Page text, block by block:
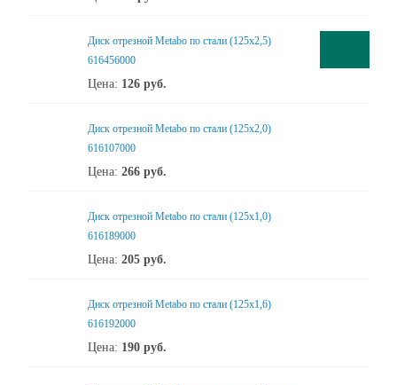
Диск отрезной Metabo по стали (125x2,5)
616456000
Цена: 126 руб.
Диск отрезной Metabo по стали (125x2,0)
616107000
Цена: 266 руб.
Диск отрезной Metabo по стали (125x1,0)
616189000
Цена: 205 руб.
Диск отрезной Metabo по стали (125x1,6)
616192000
Цена: 190 руб.